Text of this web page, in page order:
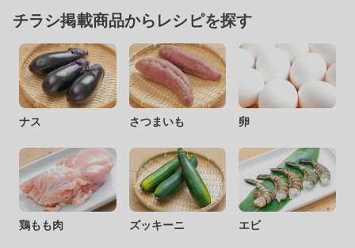
チラシ掲載商品からレシピを探す
ナス さつまいも 卵
鶏もも肉 ズッキーニ エビ